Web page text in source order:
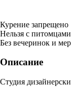
Курение запрещено
Нельзя с питомцами
Без вечеринок и
Описание
Студия